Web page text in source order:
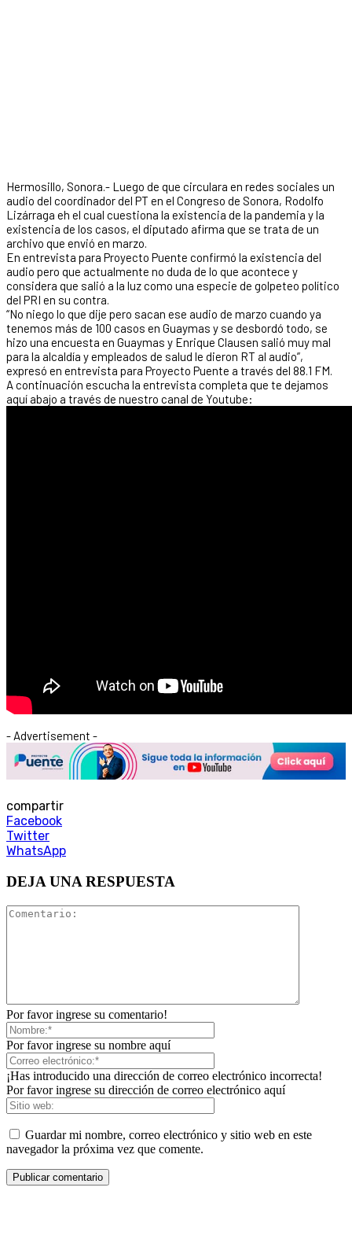
Hermosillo, Sonora.- Luego de que circulara en redes sociales un
audio del coordinador del PT en el Congreso de Sonora, Rodolfo
Lizárraga eh el cual cuestiona la existencia de la pandemia y la
existencia de los casos, el diputado afirma que se trata de un
archivo que envió en marzo.
En entrevista para Proyecto Puente confirmó la existencia del
audio pero que actualmente no duda de lo que acontece y
considera que salió a la luz como una especie de golpeteo político
del PRI en su contra.
“No niego lo que dije pero sacan ese audio de marzo cuando ya
tenemos más de 100 casos en Guaymas y se desbordó todo, se
hizo una encuesta en Guaymas y Enrique Clausen salió muy mal
para la alcaldía y empleados de salud le dieron RT al audio”,
expresó en entrevista para Proyecto Puente a través del 88.1 FM.
A continuación escucha la entrevista completa que te dejamos
aquí abajo a través de nuestro canal de Youtube:
- Advertisement -
compartir
Facebook
Twitter
WhatsApp
DEJA UNA RESPUESTA
Por favor ingrese su comentario!
Por favor ingrese su nombre aquí
¡Has introducido una dirección de correo electrónico incorrecta!
Por favor ingrese su dirección de correo electrónico aquí
Guardar mi nombre, correo electrónico y sitio web en este
navegador la próxima vez que comente.